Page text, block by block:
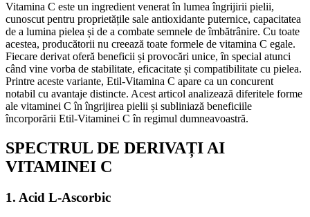
Vitamina C este un ingredient venerat în lumea îngrijirii pielii,
cunoscut pentru proprietățile sale antioxidante puternice, capacitatea
de a lumina pielea și de a combate semnele de îmbătrânire. Cu toate
acestea, producătorii nu creează toate formele de vitamina C egale.
Fiecare derivat oferă beneficii și provocări unice, în special atunci
când vine vorba de stabilitate, eficacitate și compatibilitate cu pielea.
Printre aceste variante, Etil-Vitamina C apare ca un concurent
notabil cu avantaje distincte. Acest articol analizează diferitele forme
ale vitaminei C în îngrijirea pielii și subliniază beneficiile
încorporării Etil-Vitaminei C în regimul dumneavoastră.
SPECTRUL DE DERIVAȚI AI
VITAMINEI C
1. Acid L-Ascorbic